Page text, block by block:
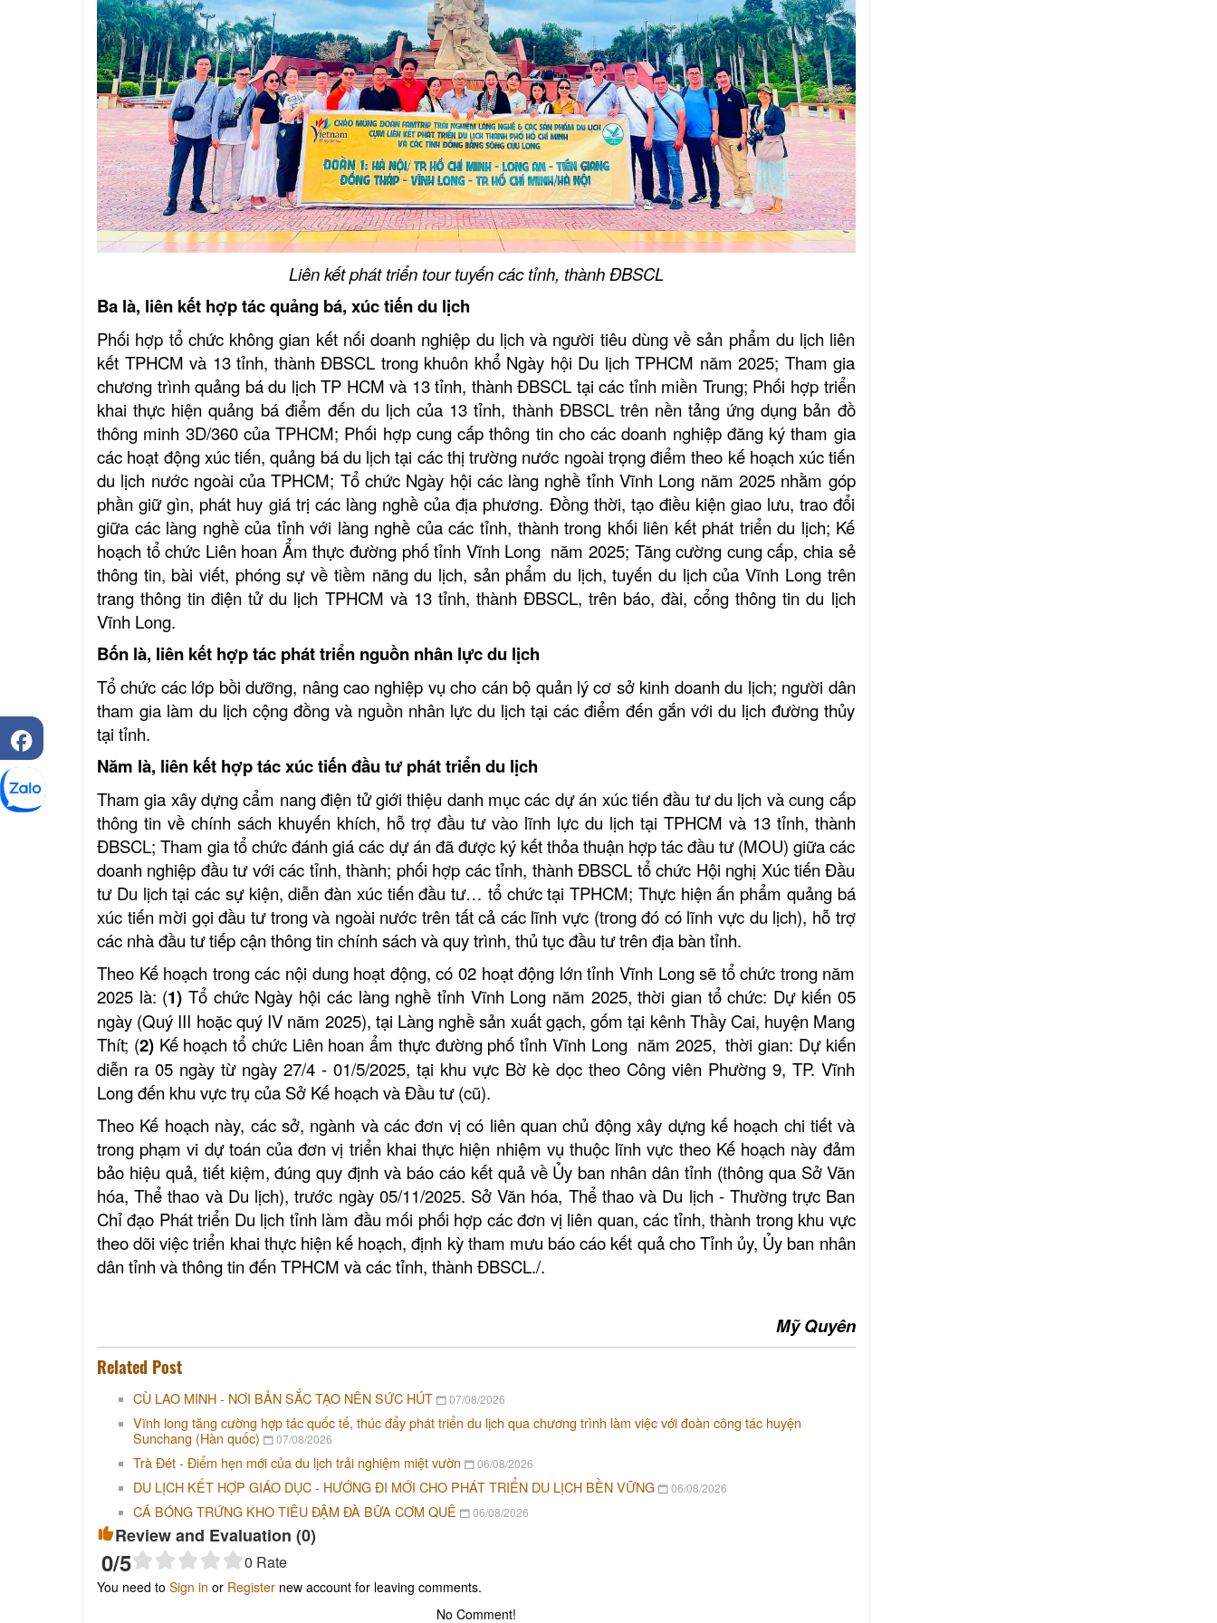
Liên kết phát triển tour tuyến các tỉnh, thành ĐBSCL
Ba là, liên kết hợp tác quảng bá, xúc tiến du lịch
Phối hợp tổ chức không gian kết nối doanh nghiệp du lịch và người tiêu dùng về sản phẩm du lịch liên
kết TPHCM và 13 tỉnh, thành ĐBSCL trong khuôn khổ Ngày hội Du lịch TPHCM năm 2025; Tham gia
chương trình quảng bá du lịch TP HCM và 13 tỉnh, thành ĐBSCL tại các tỉnh miền Trung; Phối hợp triển
khai thực hiện quảng bá điểm đến du lịch của 13 tỉnh, thành ĐBSCL trên nền tảng ứng dụng bản đồ
thông minh 3D/360 của TPHCM; Phối hợp cung cấp thông tin cho các doanh nghiệp đăng ký tham gia
các hoạt động xúc tiến, quảng bá du lịch tại các thị trường nước ngoài trọng điểm theo kế hoạch xúc tiến
du lịch nước ngoài của TPHCM; Tổ chức Ngày hội các làng nghề tỉnh Vĩnh Long năm 2025 nhằm góp
phần giữ gìn, phát huy giá trị các làng nghề của địa phương. Đồng thời, tạo điều kiện giao lưu, trao đổi
giữa các làng nghề của tỉnh với làng nghề của các tỉnh, thành trong khối liên kết phát triển du lịch; Kế
hoạch tổ chức Liên hoan Ẩm thực đường phố tỉnh Vĩnh Long năm 2025; Tăng cường cung cấp, chia sẻ
thông tin, bài viết, phóng sự về tiềm năng du lịch, sản phẩm du lịch, tuyến du lịch của Vĩnh Long trên
trang thông tin điện tử du lịch TPHCM và 13 tỉnh, thành ĐBSCL, trên báo, đài, cổng thông tin du lịch
Vĩnh Long.
Bốn là, liên kết hợp tác phát triển nguồn nhân lực du lịch
Tổ chức các lớp bồi dưỡng, nâng cao nghiệp vụ cho cán bộ quản lý cơ sở kinh doanh du lịch; người dân
tham gia làm du lịch cộng đồng và nguồn nhân lực du lịch tại các điểm đến gắn với du lịch đường thủy
tại tỉnh.
Năm là, liên kết hợp tác xúc tiến đầu tư phát triển du lịch
Tham gia xây dựng cẩm nang điện tử giới thiệu danh mục các dự án xúc tiến đầu tư du lịch và cung cấp
thông tin về chính sách khuyến khích, hỗ trợ đầu tư vào lĩnh lực du lịch tại TPHCM và 13 tỉnh, thành
ĐBSCL; Tham gia tổ chức đánh giá các dự án đã được ký kết thỏa thuận hợp tác đầu tư (MOU) giữa các
doanh nghiệp đầu tư với các tỉnh, thành; phối hợp các tỉnh, thành ĐBSCL tổ chức Hội nghị Xúc tiến Đầu
tư Du lịch tại các sự kiện, diễn đàn xúc tiến đầu tư… tổ chức tại TPHCM; Thực hiện ấn phẩm quảng bá
xúc tiến mời gọi đầu tư trong và ngoài nước trên tất cả các lĩnh vực (trong đó có lĩnh vực du lịch), hỗ trợ
các nhà đầu tư tiếp cận thông tin chính sách và quy trình, thủ tục đầu tư trên địa bàn tỉnh.
Theo Kế hoạch trong các nội dung hoạt động, có 02 hoạt động lớn tỉnh Vĩnh Long sẽ tổ chức trong năm
2025 là: (1) Tổ chức Ngày hội các làng nghề tỉnh Vĩnh Long năm 2025, thời gian tổ chức: Dự kiến 05
ngày (Quý III hoặc quý IV năm 2025), tại Làng nghề sản xuất gạch, gốm tại kênh Thầy Cai, huyện Mang
Thít; (2) Kế hoạch tổ chức Liên hoan ẩm thực đường phố tỉnh Vĩnh Long năm 2025, thời gian: Dự kiến
diễn ra 05 ngày từ ngày 27/4 - 01/5/2025, tại khu vực Bờ kè dọc theo Công viên Phường 9, TP. Vĩnh
Long đến khu vực trụ của Sở Kế hoạch và Đầu tư (cũ).
Theo Kế hoạch này, các sở, ngành và các đơn vị có liên quan chủ động xây dựng kế hoạch chi tiết và
trong phạm vi dự toán của đơn vị triển khai thực hiện nhiệm vụ thuộc lĩnh vực theo Kế hoạch này đảm
bảo hiệu quả, tiết kiệm, đúng quy định và báo cáo kết quả về Ủy ban nhân dân tỉnh (thông qua Sở Văn
hóa, Thể thao và Du lịch), trước ngày 05/11/2025. Sở Văn hóa, Thể thao và Du lịch - Thường trực Ban
Chỉ đạo Phát triển Du lịch tỉnh làm đầu mối phối hợp các đơn vị liên quan, các tỉnh, thành trong khu vực
theo dõi việc triển khai thực hiện kế hoạch, định kỳ tham mưu báo cáo kết quả cho Tỉnh ủy, Ủy ban nhân
dân tỉnh và thông tin đến TPHCM và các tỉnh, thành ĐBSCL./.
Mỹ Quyên
Related Post
CÙ LAO MINH - NƠI BẢN SẮC TẠO NÊN SỨC HÚT 07/08/2026
Vĩnh long tăng cường hợp tác quốc tế, thúc đẩy phát triển du lịch qua chương trình làm việc với đoàn công tác huyện
Sunchang (Hàn quốc)
07/08/2026
Trà Đét - Điểm hẹn mới của du lịch trải nghiệm miệt vườn 06/08/2026
DU LỊCH KẾT HỢP GIÁO DỤC - HƯỚNG ĐI MỚI CHO PHÁT TRIỂN DU LỊCH BỀN VỮNG 06/08/2026
CÁ BÓNG TRỨNG KHO TIÊU ĐẬM ĐÀ BỮA CƠM QUÊ 06/08/2026
Review and Evaluation (0)
0/5 0 Rate
You need to Sign in or Register new account for leaving comments.
No Comment!